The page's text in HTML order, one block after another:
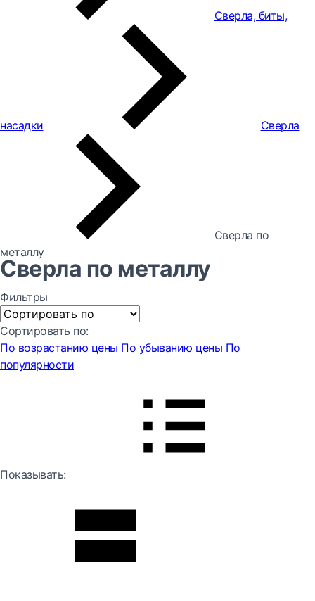
Сверла, биты,
насадки Сверла
Сверла по
металлу
Сверла по металлу
Фильтры
Сортировать по:
По возрастанию цены По убыванию цены По
популярности
Показывать: